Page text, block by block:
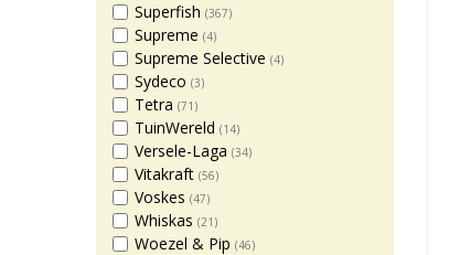
Superfish (367)
Supreme (4)
Supreme Selective (4)
Sydeco (3)
Tetra (71)
TuinWereld (14)
Versele-Laga (34)
Vitakraft (56)
Voskes (47)
Whiskas (21)
Woezel & Pip (46)